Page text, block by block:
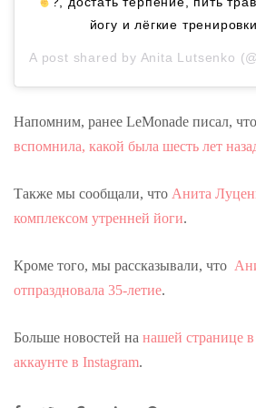
йогу и лёгкие
A post shared by Anita Lutsenko
Напомним, ранее LeMonade писал, что
вспомнила, какой была шесть лет
Также мы сообщали, что Анита
комплексом утренней йоги.
Кроме того, мы рассказывали, что
отпраздновала 35-летие.
Больше новостей на нашей странице
аккаунте в Instagram.